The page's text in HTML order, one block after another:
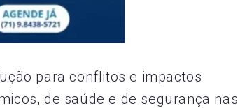
para conflitos e impactos
de saúde e de segurança nas